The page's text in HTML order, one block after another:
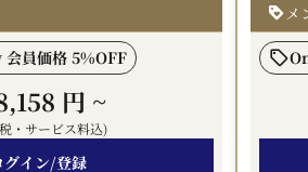
り1泊1万円以上の場合、都の条例に
1万5千円未満：100円、1万5千円以
ります。
決済／オンライン事前決済）にかか
支払いとなります。
員価格 5%OFF
円 ~
・サービス料込)
グイン/登録
メ